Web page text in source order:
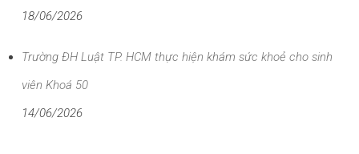
18/06/2026
Trường ĐH Luật TP. HCM thực hiện khám sức khoẻ cho sinh
viên Khoá 50
14/06/2026